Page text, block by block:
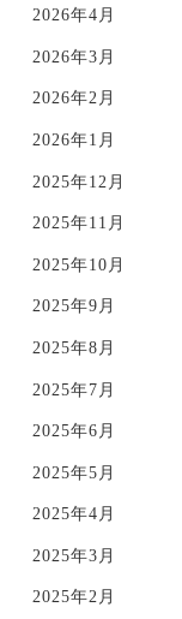
2026年4月
2026年3月
2026年2月
2026年1月
2025年12月
2025年11月
2025年10月
2025年9月
2025年8月
2025年7月
2025年6月
2025年5月
2025年4月
2025年3月
2025年2月